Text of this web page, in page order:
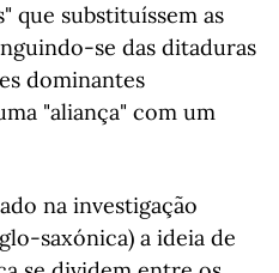
que substituíssem as
se das ditaduras
dominantes
"aliança" com um
na investigação
saxónica) a ideia de